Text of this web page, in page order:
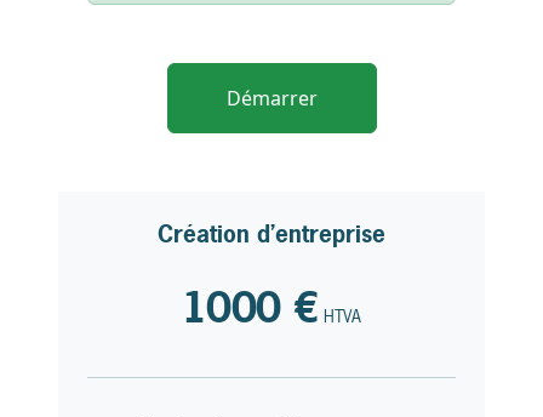
Démarrer
Création d’entreprise
1000 € HTVA